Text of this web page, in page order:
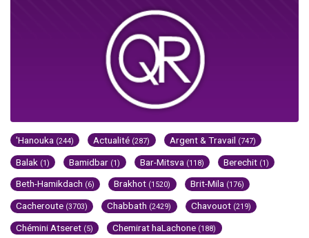
'Hanouka (244) Actualité (287) Argent & Travail (747)
Balak (1) Bamidbar (1) Bar-Mitsva (118) Berechit (1)
Beth-Hamikdach (6) Brakhot (1520) Brit-Mila (176)
Cacheroute (3703) Chabbath (2429) Chavouot (219)
Chémini Atseret (5) Chemirat haLachone (188)